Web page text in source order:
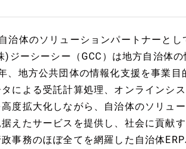
治体のソリューションパートナーとし
)ジーシーシー（GCC）は地方自治体
、地方公共団体の情報化支援を事業
による受託計算処理、オンラインシ
度拡大化しながら、自治体のソリュ
えたサービスを提供し、社会に貢献
事務のほぼ全てを網羅した自治体